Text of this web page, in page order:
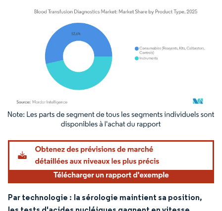
Image © Mordor Intelligence. La réutilisation nécessite une attribution sous CC BY
Par technologie : la sérologie maintient sa position,